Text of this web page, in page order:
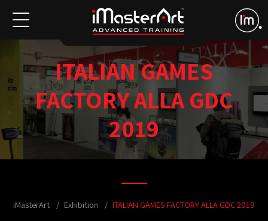
ITALIAN GAMES
FACTORY ALLA GDC
2019
iMasterArt Exhibition ITALIAN GAMES FACTORY ALLA GDC 2019